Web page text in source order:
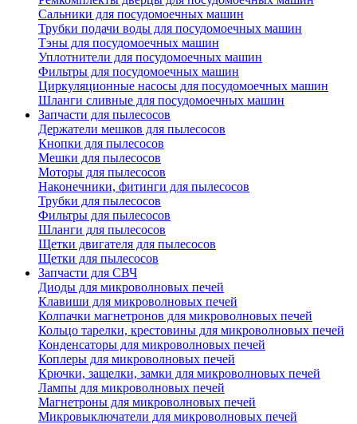
Сальники для посудомоечных машин
Трубки подачи воды для посудомоечных машин
Тэны для посудомоечных машин
Уплотнители для посудомоечных машин
Фильтры для посудомоечных машин
Циркуляционные насосы для посудомоечных машин
Шланги сливные для посудомоечных машин
Запчасти для пылесосов
Держатели мешков для пылесосов
Кнопки для пылесосов
Мешки для пылесосов
Моторы для пылесосов
Наконечники, фитинги для пылесосов
Трубки для пылесосов
Фильтры для пылесосов
Шланги для пылесосов
Щетки двигателя для пылесосов
Щетки для пылесосов
Запчасти для СВЧ
Диоды для микроволновых печей
Клавиши для микроволновых печей
Колпачки магнетронов для микроволновых печей
Кольцо тарелки, крестовины для микроволновых печей
Конденсаторы для микроволновых печей
Коплеры для микроволновых печей
Крючки, защелки, замки для микроволновых печей
Лампы для микроволновых печей
Магнетроны для микроволновых печей
Микровыключатели для микроволновых печей